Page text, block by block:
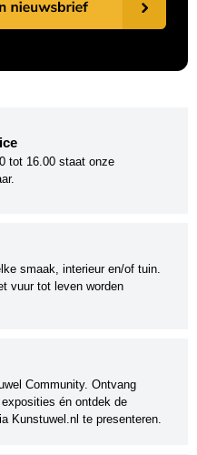
tot 16.00 staat onze
smaak, interieur en/of tuin.
vuur tot leven worden
Community. Ontvang
én ontdek de
Kunstuwel.nl te presenteren.